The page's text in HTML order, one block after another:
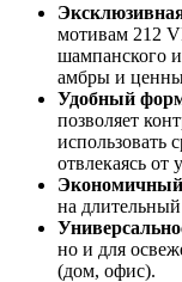
мотивам 212
шампанского
амбры и
Удобный
позволяет
использовать
отвлекаясь от
на
но и для
(дом, офис).